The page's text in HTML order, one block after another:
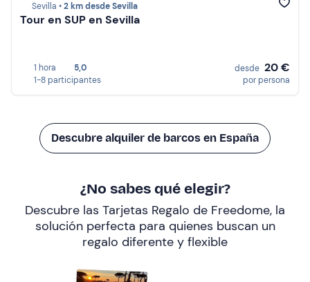
Sevilla •2 km desde Sevilla
Tour en SUP en Sevilla
1 hora
5,0
1-8 participantes
desde 20 €
por persona
Descubre alquiler de barcos en España
¿No sabes qué elegir?
Descubre las Tarjetas Regalo de Freedome, la
solución perfecta para quienes buscan un
regalo diferente y flexible